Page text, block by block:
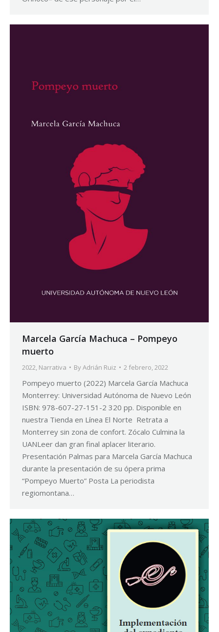
Marcela García Machuca – Pompeyo
muerto
2022, Narrativa ByAdrián Ruiz 2 febrero, 2022
Pompeyo muerto (2022) Marcela García Machuca
Monterrey: Universidad Autónoma de Nuevo León
ISBN: 978-607-27-151-2 320 pp. Disponible en
nuestra Tienda en Línea El Norte Retrata a
Monterrey sin zona de confort. Zócalo Culmina la
UANLeer dan gran final aplacer literario.
Presentación Palmas para Marcela García Machuca
durante la presentación de su ópera prima
“Pompeyo Muerto” Posta La periodista
regiomontana…